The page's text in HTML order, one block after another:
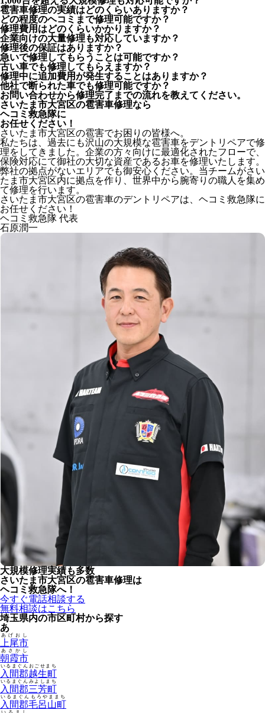
雹害車修理の実績はどのくらいありますか？
どの程度のヘコミまで修理可能ですか？
修理費用はどのくらいかかりますか？
企業向けの大量修理も対応していますか？
修理後の保証はありますか？
急いで修理してもらうことは可能ですか？
古い車でも修理してもらえますか？
修理中に追加費用が発生することはありますか？
他社で断られた車でも修理可能ですか？
お問い合わせから修理完了までの流れを教えてください。
さいたま市大宮区の雹害車修理なら
ヘコミ救急隊に
お任せください！
さいたま市大宮区の雹害でお困りの皆様へ。
私たちは、過去にも沢山の大規模な雹害車をデントリペアで修
理をしてきました。企業の方々向けに最適化されたフローで、
保険対応にて御社の大切な資産であるお車を修理いたします。
弊社の拠点がないエリアでも御安心ください。当チームがさい
たま市大宮区内に拠点を作り、世界中から腕寄りの職人を集め
て修理を行います。
さいたま市大宮区の雹害車のデントリペアは、ヘコミ救急隊に
お任せください！
ヘコミ救急隊 代表
石原潤一
大規模修理実績も多数
さいたま市大宮区の雹害車修理は
ヘコミ救急隊へ！
今すぐ電話相談する
無料相談はこちら
埼玉県内の市区町村から探す
あ
上尾市
あげおし
朝霞市
あさかし
入間郡越生町
いるまぐんおごせまち
入間郡三芳町
いるまぐんみよしまち
入間郡毛呂山町
いるまぐんもろやままち
いるまし